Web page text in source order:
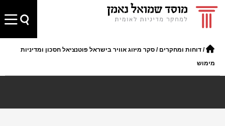
/ דוחות ומחקרים / סקר מיזוג אוויר בישראל פוטנציאל חסכון ומדיניות
מימוש